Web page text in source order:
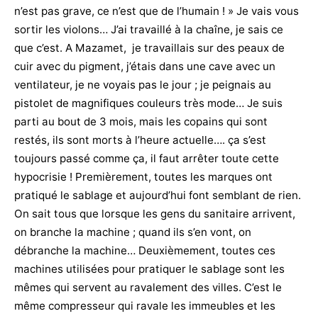
n’est pas grave, ce n’est que de l’humain ! » Je vais vous
sortir les violons… J’ai travaillé à la chaîne, je sais ce
que c’est. A Mazamet, je travaillais sur des peaux de
cuir avec du pigment, j’étais dans une cave avec un
ventilateur, je ne voyais pas le jour ; je peignais au
pistolet de magnifiques couleurs très mode… Je suis
parti au bout de 3 mois, mais les copains qui sont
restés, ils sont morts à l’heure actuelle…. ça s’est
toujours passé comme ça, il faut arrêter toute cette
hypocrisie ! Premièrement, toutes les marques ont
pratiqué le sablage et aujourd’hui font semblant de rien.
On sait tous que lorsque les gens du sanitaire arrivent,
on branche la machine ; quand ils s’en vont, on
débranche la machine… Deuxièmement, toutes ces
machines utilisées pour pratiquer le sablage sont les
mêmes qui servent au ravalement des villes. C’est le
même compresseur qui ravale les immeubles et les